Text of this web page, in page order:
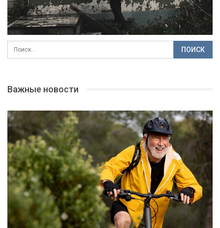
Важные новости